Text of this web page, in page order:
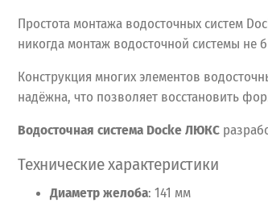
Простота монтажа водосточных систем
никогда монтаж водосточной системы не
Конструкция многих элементов
надёжна, что позволяет восстановить
Водосточная система Docke ЛЮКС
Техническиехарактеристики
Диаметржелоба: 141 мм